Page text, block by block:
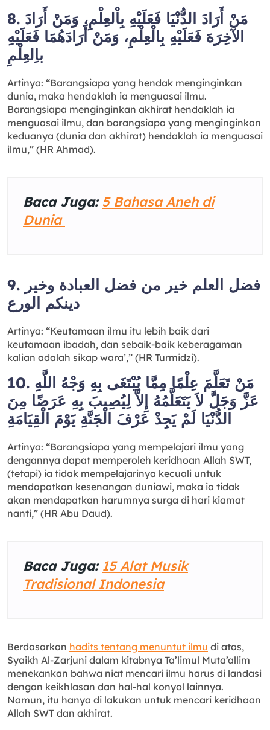
8. مَنْ أَرَادَ الدُّنْيَا فَعَلَيْهِ بِاْلعِلْمِ، وَمَنْ أَرَادَ
الآخِرَهَ فَعَلَيْهِ بِالْعِلْمِ، وَمَنْ أَرَادَهُمَا فَعَلَيْهِ
باِلعِلْمِ
Artinya: “Barangsiapa yang hendak menginginkan
dunia, maka hendaklah ia menguasai ilmu.
Barangsiapa menginginkan akhirat hendaklah ia
menguasai ilmu, dan barangsiapa yang menginginkan
keduanya (dunia dan akhirat) hendaklah ia menguasai
ilmu,” (HR Ahmad).
Baca Juga: 5 Bahasa Aneh di
Dunia
9. فضل العلم خير من فضل العبادة وخير
دينكم الورع
Artinya: “Keutamaan ilmu itu lebih baik dari
keutamaan ibadah, dan sebaik-baik keberagaman
kalian adalah sikap wara’,” (HR Turmidzi).
10. مَنْ تَعَلَّمَ عِلْمًا مِمَّا يُبْتَغَى بِهِ وَجْهُ اللَّهِ
عَزَّ وَجَلَّ لاَ يَتَعَلَّمُهُ إِلاَّ لِيُصِيبَ بِهِ عَرَضًا مِنَ
الدُّنْيَا لَمْ يَجِدْ عَرْفَ الْجَنَّةِ يَوْمَ الْقِيَامَةِ
Artinya: “Barangsiapa yang mempelajari ilmu yang
dengannya dapat memperoleh keridhoan Allah SWT,
(tetapi) ia tidak mempelajarinya kecuali untuk
mendapatkan kesenangan duniawi, maka ia tidak
akan mendapatkan harumnya surga di hari kiamat
nanti,” (HR Abu Daud).
Baca Juga: 15 Alat Musik
Tradisional Indonesia
Berdasarkan hadits tentang menuntut ilmu di atas,
Syaikh Al-Zarjuni dalam kitabnya Ta’limul Muta’allim
menekankan bahwa niat mencari ilmu harus di landasi
dengan keikhlasan dan hal-hal konyol lainnya.
Namun, itu hanya di lakukan untuk mencari keridhaan
Allah SWT dan akhirat.